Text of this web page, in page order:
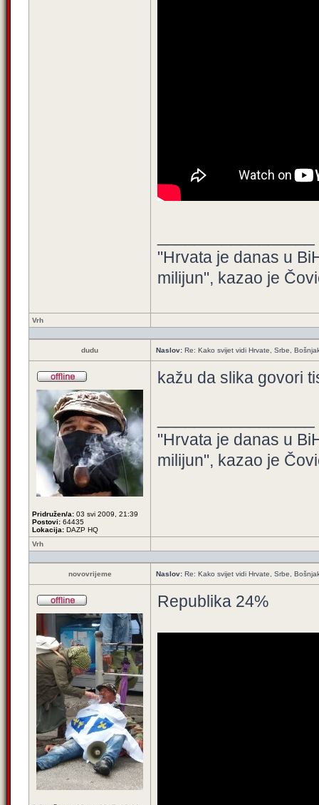
"Hrvata je danas u
milijun", kazao je
Vrh
dudu Naslov: Re: Kako svijet vidi Hrvate, Srbe,
Pridružen/a: 03 svi 2009, 21:39
Postovi: 64435
Lokacija: DAZP HQ
kažu da slika govori
"Hrvata je danas u
milijun", kazao je
Vrh
novovrijeme Naslov: Re: Kako svijet vidi Hrvate, Srbe,
Republika 24%